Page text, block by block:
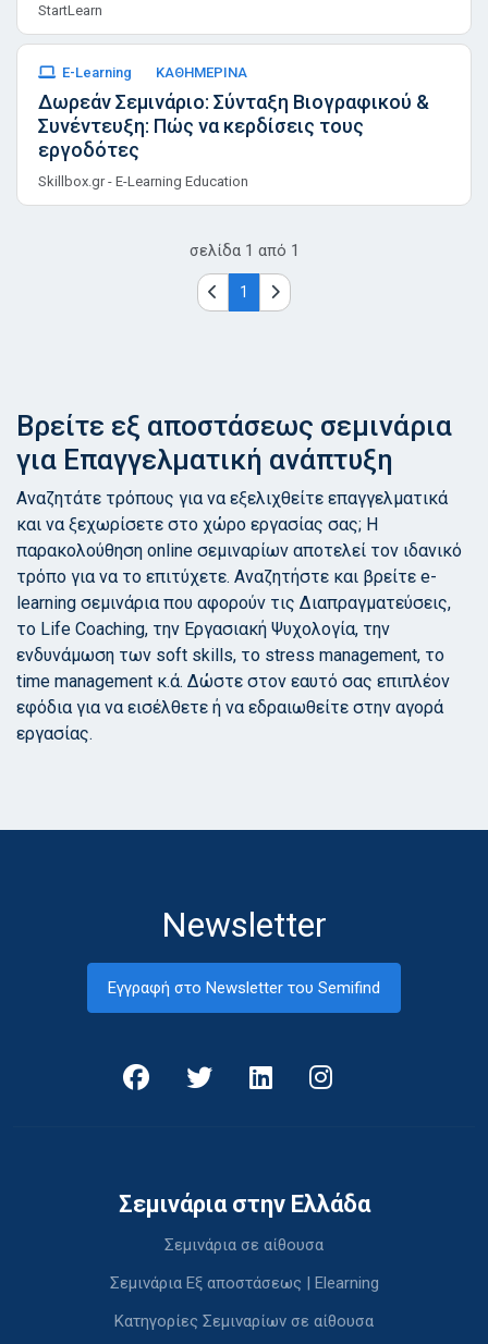
StartLearn
E-Learning ΚΑΘΗΜΕΡΙΝΑ
Δωρεάν Σεμινάριο: Σύνταξη Βιογραφικού &
Συνέντευξη: Πώς να κερδίσεις τους
εργοδότες
Skillbox.gr - E-Learning Education
σελίδα 1 από 1
1
Βρείτε εξ αποστάσεως σεμινάρια
για Επαγγελματική ανάπτυξη
Αναζητάτε τρόπους για να εξελιχθείτε επαγγελματικά
και να ξεχωρίσετε στο χώρο εργασίας σας; Η
παρακολούθηση online σεμιναρίων αποτελεί τον ιδανικό
τρόπο για να το επιτύχετε. Αναζητήστε και βρείτε e-
learning σεμινάρια που αφορούν τις Διαπραγματεύσεις,
το Life Coaching, την Εργασιακή Ψυχολογία, την
ενδυνάμωση των soft skills, το stress management, το
time management κ.ά. Δώστε στον εαυτό σας επιπλέον
εφόδια για να εισέλθετε ή να εδραιωθείτε στην αγορά
εργασίας.
Newsletter
Εγγραφή στο Newsletter του Semifind
Σεμινάρια στην Ελλάδα
Σεμινάρια σε αίθουσα
Σεμινάρια Εξ αποστάσεως | Elearning
Κατηγορίες Σεμιναρίων σε αίθουσα